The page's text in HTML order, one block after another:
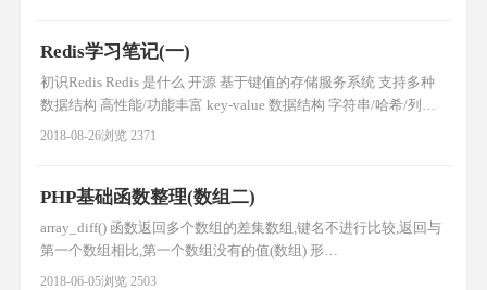
Redis学习笔记(一)
初识Redis Redis 是什么 开源 基于键值的存储服务系统 支持多种
数据结构 高性能/功能丰富 key-value 数据结构 字符串/哈希/列表/
集合/有序集合 特性 速度快 10w OPS 存在内存中 使用c语言编写的
2018-08-26浏览 2371
PHP基础函数整理(数组二)
array_diff() 函数返回多个数组的差集数组,键名不进行比较,返回与
第一个数组相比,第一个数组没有的值(数组) 形
式:array_diff(array1,array2,array3...); 例子:
2018-06-05浏览 2503